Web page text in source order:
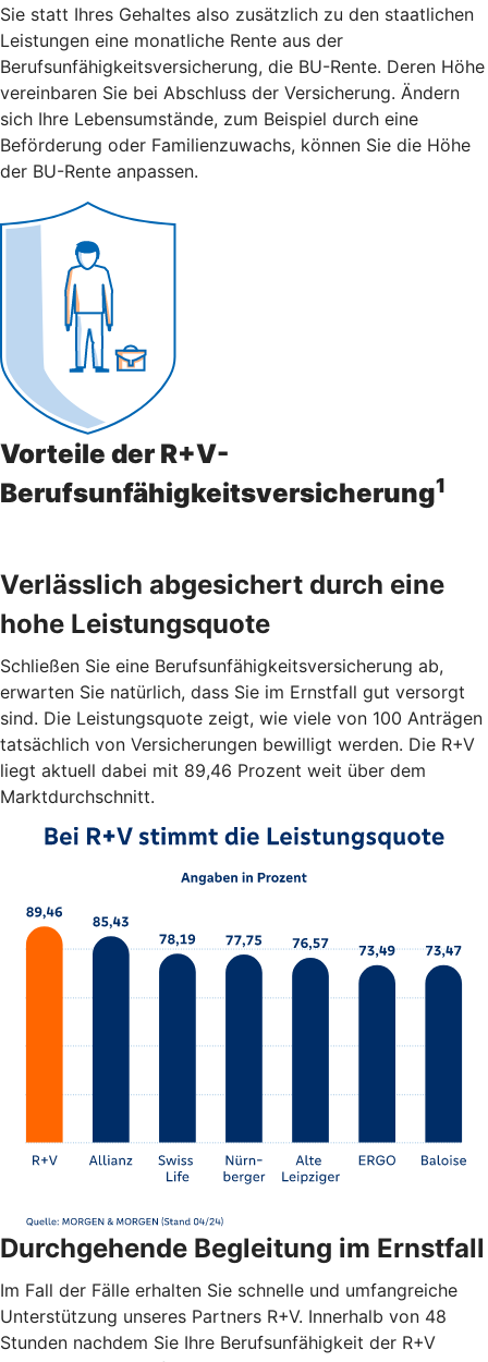
Sie statt Ihres Gehaltes also zusätzlich zu den staatlichen
Leistungen eine monatliche Rente aus der
Berufsunfähigkeitsversicherung, die BU-Rente. Deren Höhe
vereinbaren Sie bei Abschluss der Versicherung. Ändern
sich Ihre Lebensumstände, zum Beispiel durch eine
Beförderung oder Familienzuwachs, können Sie die Höhe
der BU-Rente anpassen.
Vorteile der R+V-
Berufsunfähigkeitsversicherung1
Verlässlich abgesichert durch eine
hohe Leistungsquote
Schließen Sie eine Berufsunfähigkeitsversicherung ab,
erwarten Sie natürlich, dass Sie im Ernstfall gut versorgt
sind. Die Leistungsquote zeigt, wie viele von 100 Anträgen
tatsächlich von Versicherungen bewilligt werden. Die R+V
liegt aktuell dabei mit 89,46 Prozent weit über dem
Marktdurchschnitt.
Durchgehende Begleitung im Ernstfall
Im Fall der Fälle erhalten Sie schnelle und umfangreiche
Unterstützung unseres Partners R+V. Innerhalb von 48
Stunden nachdem Sie Ihre Berufsunfähigkeit der R+V